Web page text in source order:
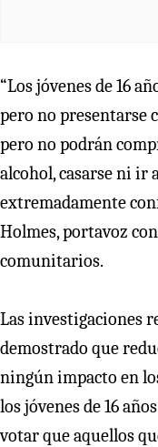
“Los jóvenes de 16
pero no presentarse
pero no podrán
alcohol, casarse ni ir
extremadamente
Holmes, portavoz
comunitarios.
Las investigaciones
demostrado que
ningún impacto en
los jóvenes de 16
votar que aquellos